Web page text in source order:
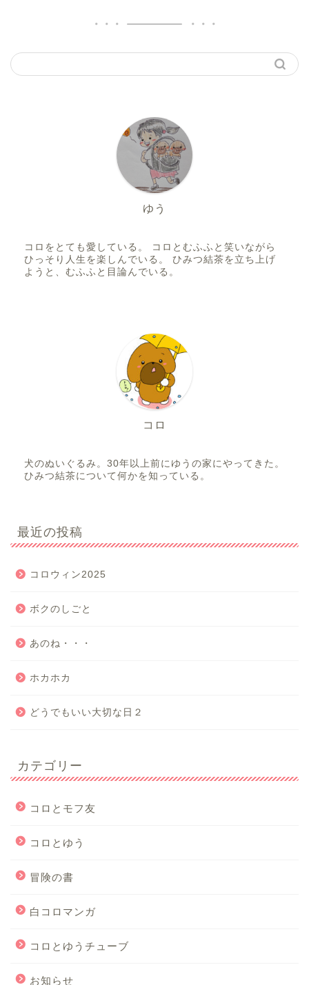
ゆう
コロをとても愛している。 コロとむふふと笑いながら
ひっそり人生を楽しんでいる。 ひみつ結茶を立ち上げ
ようと、むふふと目論んでいる。
コロ
犬のぬいぐるみ。30年以上前にゆうの家にやってきた。
ひみつ結茶について何かを知っている。
最近の投稿
コロウィン2025
ボクのしごと
あのね・・・
ホカホカ
どうでもいい大切な日２
カテゴリー
コロとモフ友
コロとゆう
冒険の書
白コロマンガ
コロとゆうチューブ
お知らせ